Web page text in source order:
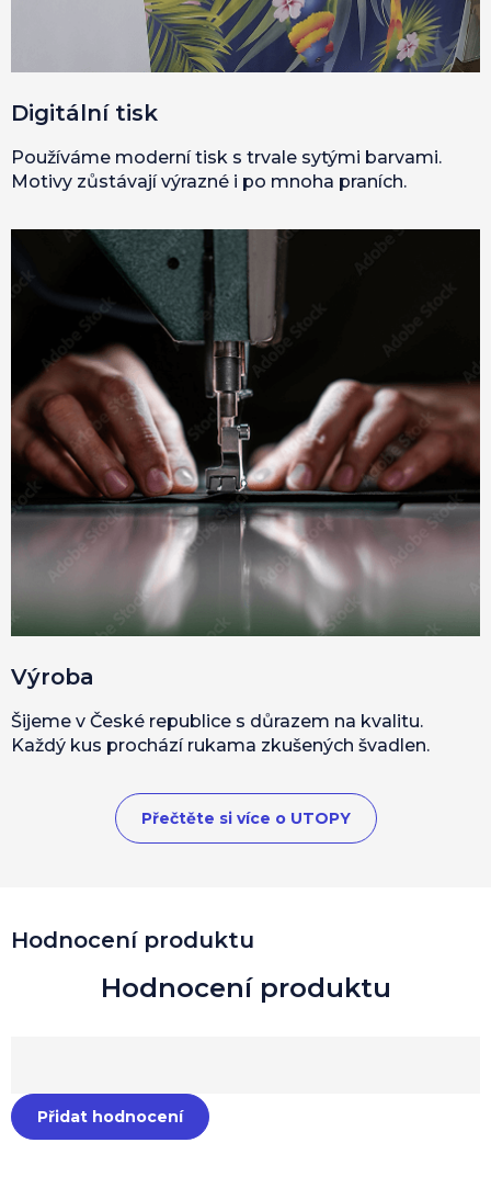
Hodnocení produktu
Přidat hodnocení
Digitální tisk
Používáme moderní tisk s trvale sytými barvami.
Motivy zůstávají výrazné i po mnoha praních.
Výroba
Šijeme v České republice s důrazem na kvalitu.
Každý kus prochází rukama zkušených švadlen.
Přečtěte si více o UTOPY